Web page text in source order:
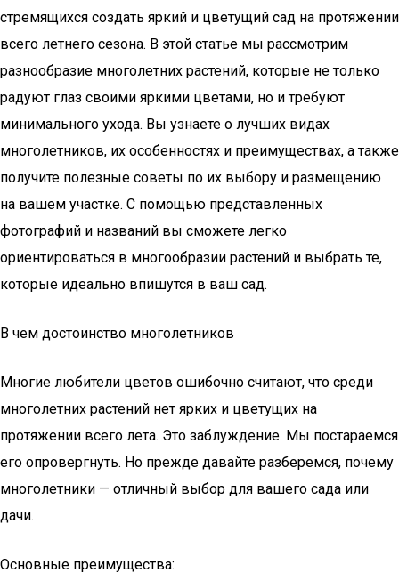
стремящихся создать яркий и цветущий сад на протяжении
всего летнего сезона. В этой статье мы рассмотрим
разнообразие многолетних растений, которые не только
радуют глаз своими яркими цветами, но и требуют
минимального ухода. Вы узнаете о лучших видах
многолетников, их особенностях и преимуществах, а также
получите полезные советы по их выбору и размещению
на вашем участке. С помощью представленных
фотографий и названий вы сможете легко
ориентироваться в многообразии растений и выбрать те,
которые идеально впишутся в ваш сад.
В чем достоинство многолетников
Многие любители цветов ошибочно считают, что среди
многолетних растений нет ярких и цветущих на
протяжении всего лета. Это заблуждение. Мы постараемся
его опровергнуть. Но прежде давайте разберемся, почему
многолетники — отличный выбор для вашего сада или
дачи.
Основные преимущества: